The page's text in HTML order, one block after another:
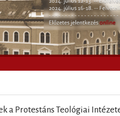
a Protestáns Teológiai